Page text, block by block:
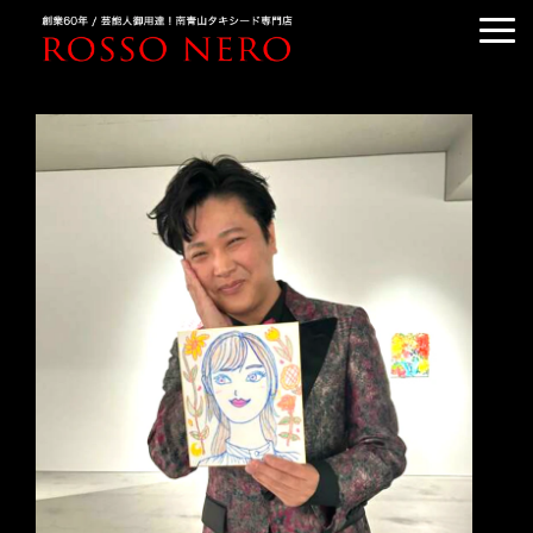
TUXEDO RANKING
KIMONO DRESS
CUSTOMER'S VOICE
COLUMN &BLOG
ABOUT US
ACCESS